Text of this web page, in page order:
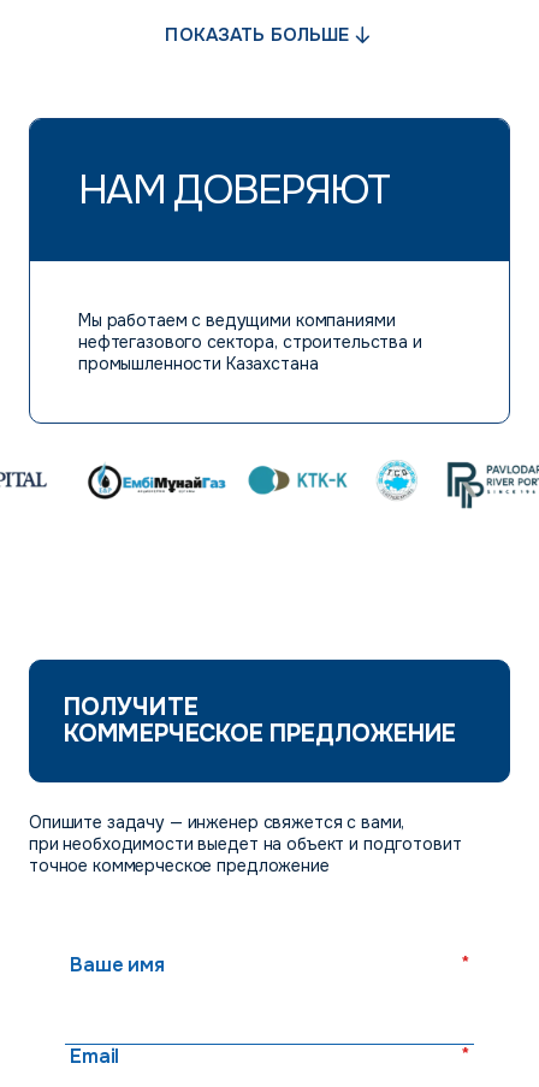
ПОКАЗАТЬ БОЛЬШЕ
НАМ ДОВЕРЯЮТ
Мы работаем с ведущими компаниями
нефтегазового сектора, строительства и
промышленности Казахстана
ПОЛУЧИТЕ
КОММЕРЧЕСКОЕ ПРЕДЛОЖЕНИЕ
Опишите задачу — инженер свяжется с вами,
при необходимости выедет на объект и подготовит
точное коммерческое предложение
Ваше имя *
Email *